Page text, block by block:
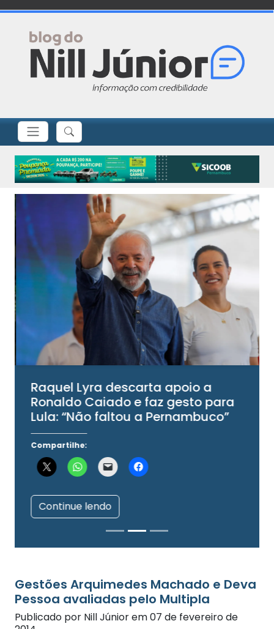
Raquel Lyra descarta apoio a
Ronaldo Caiado e faz gesto para
Lula: “Não faltou a Pernambuco”
Compartilhe:
Continue lendo
Pessoa avaliadas pelo Multipla
Publicado por Nill Júnior em 07 de fevereiro de
2014